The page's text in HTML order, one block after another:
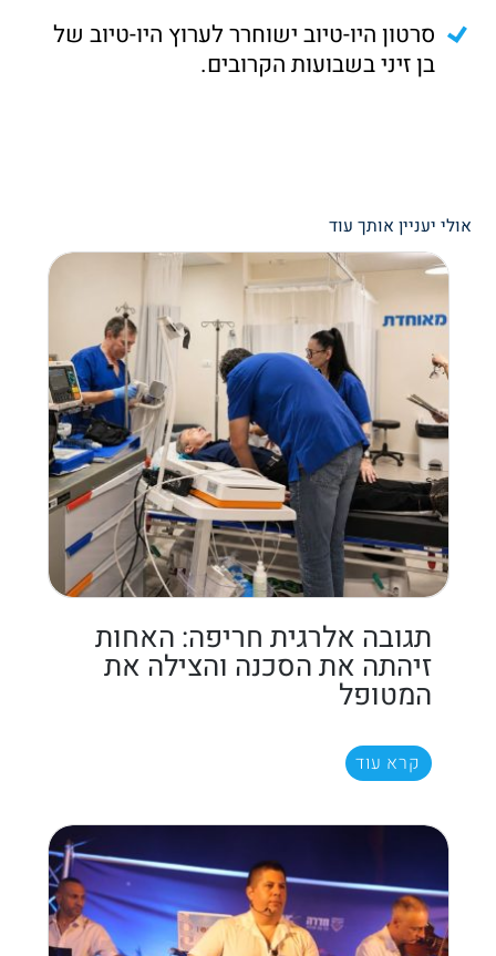
סרטון היו-טיוב ישוחרר לערוץ היו-טיוב של
בן זיני בשבועות הקרובים.
אולי יעניין אותך עוד
תגובה אלרגית חריפה: האחות
זיהתה את הסכנה והצילה את
המטופל
קרא עוד